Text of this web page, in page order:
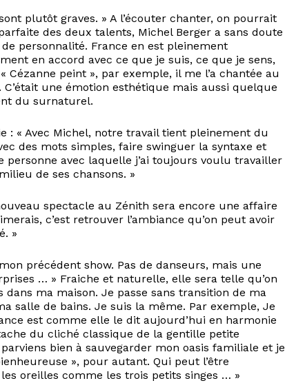
plutôt graves. » A l’écouter chanter, on pourrait
des deux talents, Michel Berger a sans doute
personnalité. France en est pleinement
en accord avec ce que je suis, ce que je sens,
Cézanne peint », par exemple, il me l’a chantée au
une émotion esthétique mais aussi quelque
du surnaturel.
: « Avec Michel, notre travail tient pleinement du
des mots simples, faire swinguer la syntaxe et
personne avec laquelle j’ai toujours voulu travailler
de ses chansons. »
spectacle au Zénith sera encore une affaire
c’est retrouver l’ambiance qu’on peut avoir
»
précédent show. Pas de danseurs, mais une
… » Fraiche et naturelle, elle sera telle qu’on
dans ma maison. Je passe sans transition de ma
salle de bains. Je suis la même. Par exemple, Je
est comme elle le dit aujourd’hui en harmonie
du cliché classique de la gentille petite
bien à sauvegarder mon oasis familiale et je
», pour autant. Qui peut l’être
oreilles comme les trois petits singes … »